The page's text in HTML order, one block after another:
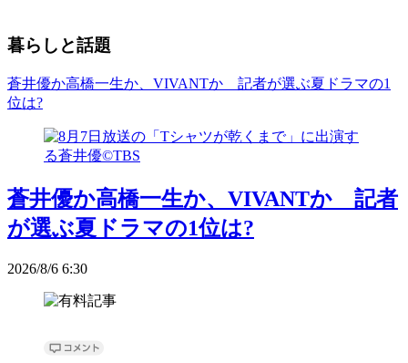
暮らしと話題
蒼井優か高橋一生か、VIVANTか 記者が選ぶ夏ドラマの1
位は?
蒼井優か高橋一生か、VIVANTか 記者
が選ぶ夏ドラマの1位は?
2026/8/6 6:30